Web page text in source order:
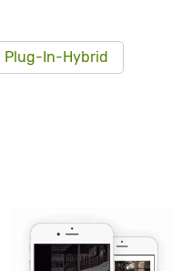
Plug-In-Hybrid